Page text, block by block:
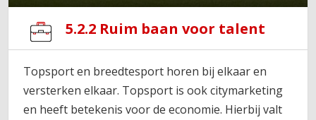
5.2.2 Ruim baan voor talent
Topsport en breedtesport horen bij elkaar en
versterken elkaar. Topsport is ook citymarketing
en heeft betekenis voor de economie. Hierbij valt